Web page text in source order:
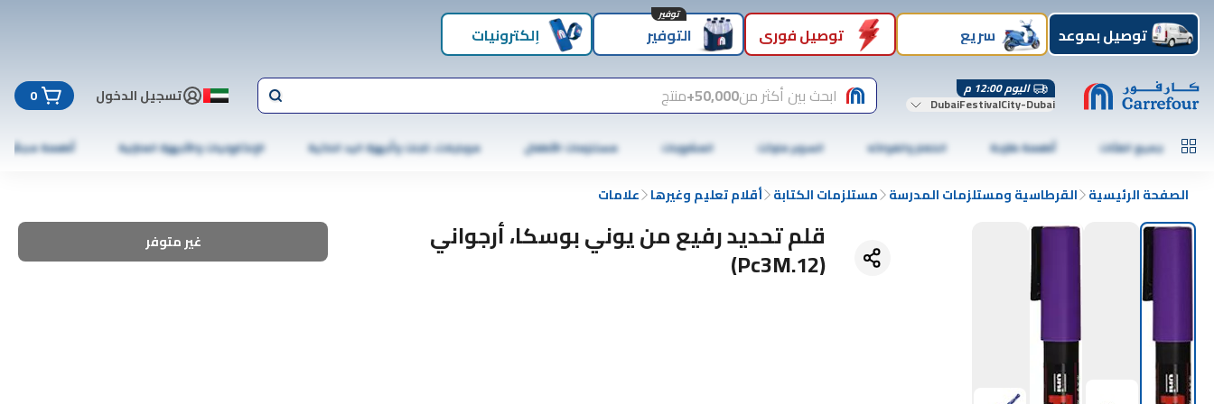
توصيل بموعد سريع توصيل فوري التوفير
توفير
إلكترونيات
اليوم 12:00 م
DubaiFestivalCity-Dubai ابحث بين أكثر من50,000+ منتج تسجيل الدخول 0
جميع الفئات أطعمة طازجة الخضار والفواكه السوبر ماركت المشروبات مستلزمات الأطفال موبايلات، تابلت وأجهزة اليد الذكية الإلكترونيات والأجهزة المنزلية أطعمة مجمّدة
الصفحة الرئيسية القرطاسية ومستلزمات المدرسة مستلزمات الكتابة أقلام تعليم وغيرها علامات
قلم تحديد رفيع من يوني بوسكا، أرجواني
(Pc3M.12)
غير متوفر